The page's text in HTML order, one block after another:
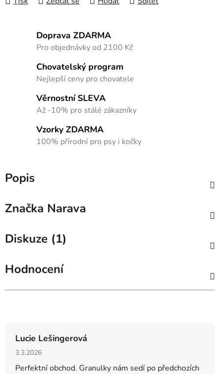
Doprava ZDARMA
Pro objednávky od 2100 Kč
Chovatelský program
Nejlepší ceny pro chovatele
Věrnostní SLEVA
Až -10% pro stálé zákazníky
Vzorky ZDARMA
100% přírodní pro psy i kočky
Popis
Značka Narava
Diskuze (1)
Hodnocení
Lucie Lešingerová
Hodnocení obchodu je 5 z 5 hvězdiček.
3.3.2026
Perfektní obchod. Granulky nám sedí po předchozích